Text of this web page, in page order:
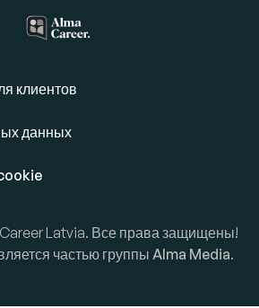
клиентов
данных
Latvia. Все права защищены!
частью группы Alma Media.